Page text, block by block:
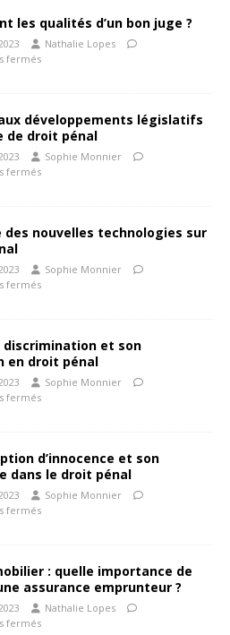
les qualités d’un bon juge ?
Nathalie Lopes
fermés
développements législatifs
de droit pénal
Sophie Monnier
fermés
des nouvelles technologies sur
Sophie Monnier
fermés
discrimination et son
en droit pénal
Sophie Monnier
fermés
d’innocence et son
dans le droit pénal
Sophie Monnier
fermés
: quelle importance de
assurance emprunteur ?
Nathalie Lopes
fermés